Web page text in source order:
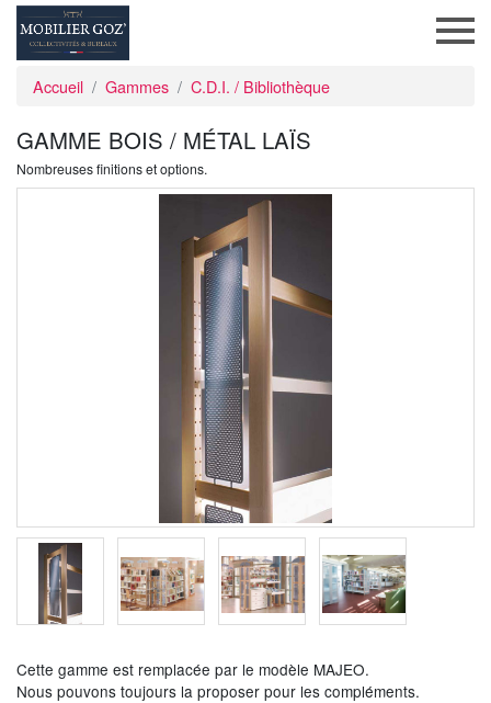
Accueil Gammes C.D.I. / Bibliothèque
GAMME BOIS / MÉTAL LAÏS
Nombreuses finitions et options.
Cette gamme est remplacée par le modèle MAJEO.
Nous pouvons toujours la proposer pour les compléments.